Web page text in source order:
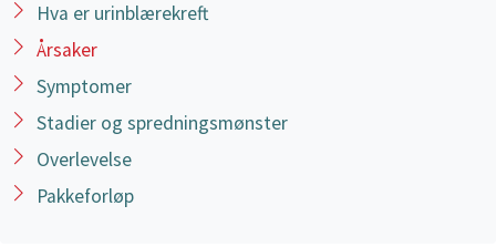
Hva er urinblærekreft
Årsaker
Symptomer
Stadier og spredningsmønster
Overlevelse
Pakkeforløp